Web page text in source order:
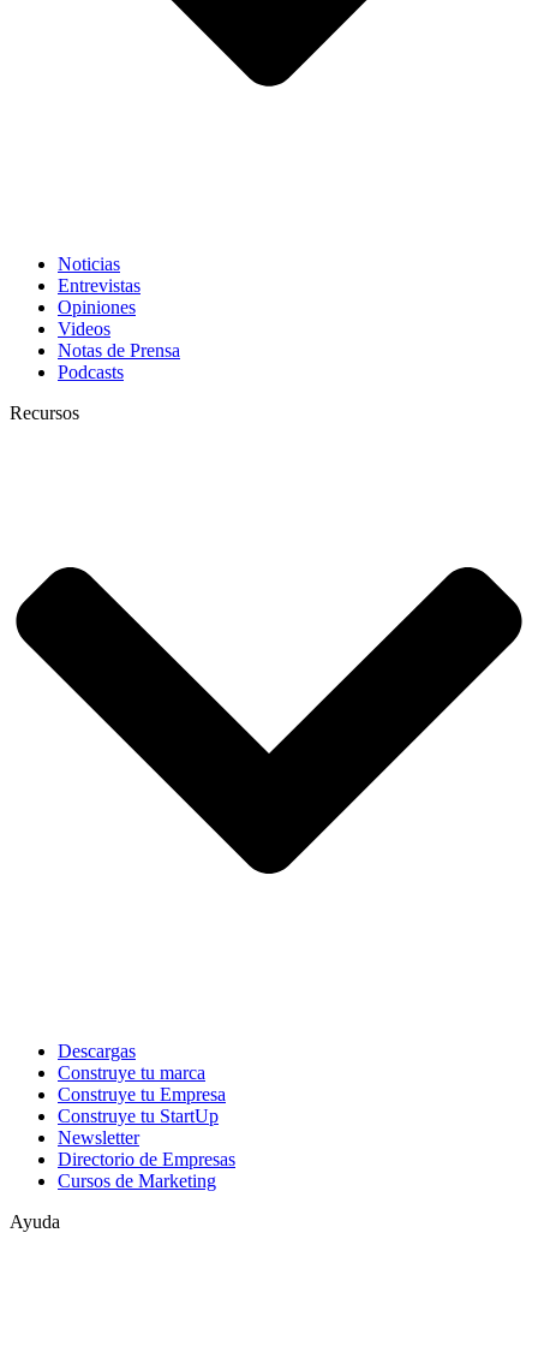
Noticias
Entrevistas
Opiniones
Videos
Notas de Prensa
Podcasts
Recursos
Descargas
Construye tu marca
Construye tu Empresa
Construye tu StartUp
Newsletter
Directorio de Empresas
Cursos de Marketing
Ayuda